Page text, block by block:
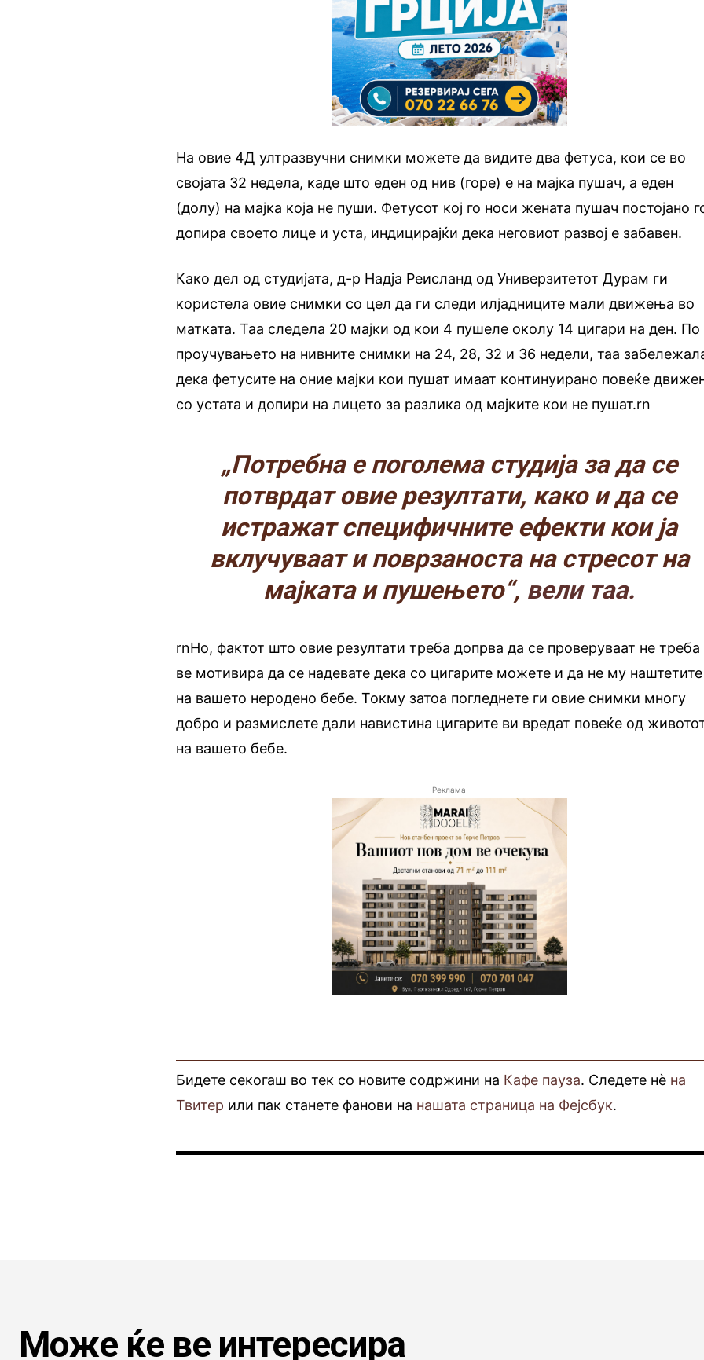
На овие 4Д ултразвучни снимки можете да видите два фетуса, кои се во
својата 32 недела, каде што еден од нив (горе) е на мајка пушач, а еден
(долу) на мајка која не пуши. Фетусот кој го носи жената пушач постојано
допира своето лице и уста, индицирајќи дека неговиот развој е забавен.
Како дел од студијата, д-р Надја Реисланд од Универзитетот Дурам ги
користела овие снимки со цел да ги следи илјадниците мали движења во
матката. Таа следела 20 мајки од кои 4 пушеле околу 14 цигари на ден. По
проучувањето на нивните снимки на 24, 28, 32 и 36 недели, таа
дека фетусите на оние мајки кои пушат имаат континуирано повеќе
со устата и допири на лицето за разлика од мајките кои не пушат.rn
„Потребна е поголема студија за да се
потврдат овие резултати, како и да се
истражат специфичните ефекти кои ја
вклучуваат и поврзаноста на стресот на
мајката и пушењето“, вели таа.
rnНо, фактот што овие резултати треба допрва да се проверуваат не треба
ве мотивира да се надевате дека со цигарите можете и да не му наштетите
на вашето неродено бебе. Токму затоа погледнете ги овие снимки многу
добро и размислете дали навистина цигарите ви вредат повеќе од
на вашето бебе.
Реклама
Бидете секогаш во тек со новите содржини на Кафе пауза. Следете нè на
Твитер или пак станете фанови на нашата страница на Фејсбук.
Може ќе ве интересира